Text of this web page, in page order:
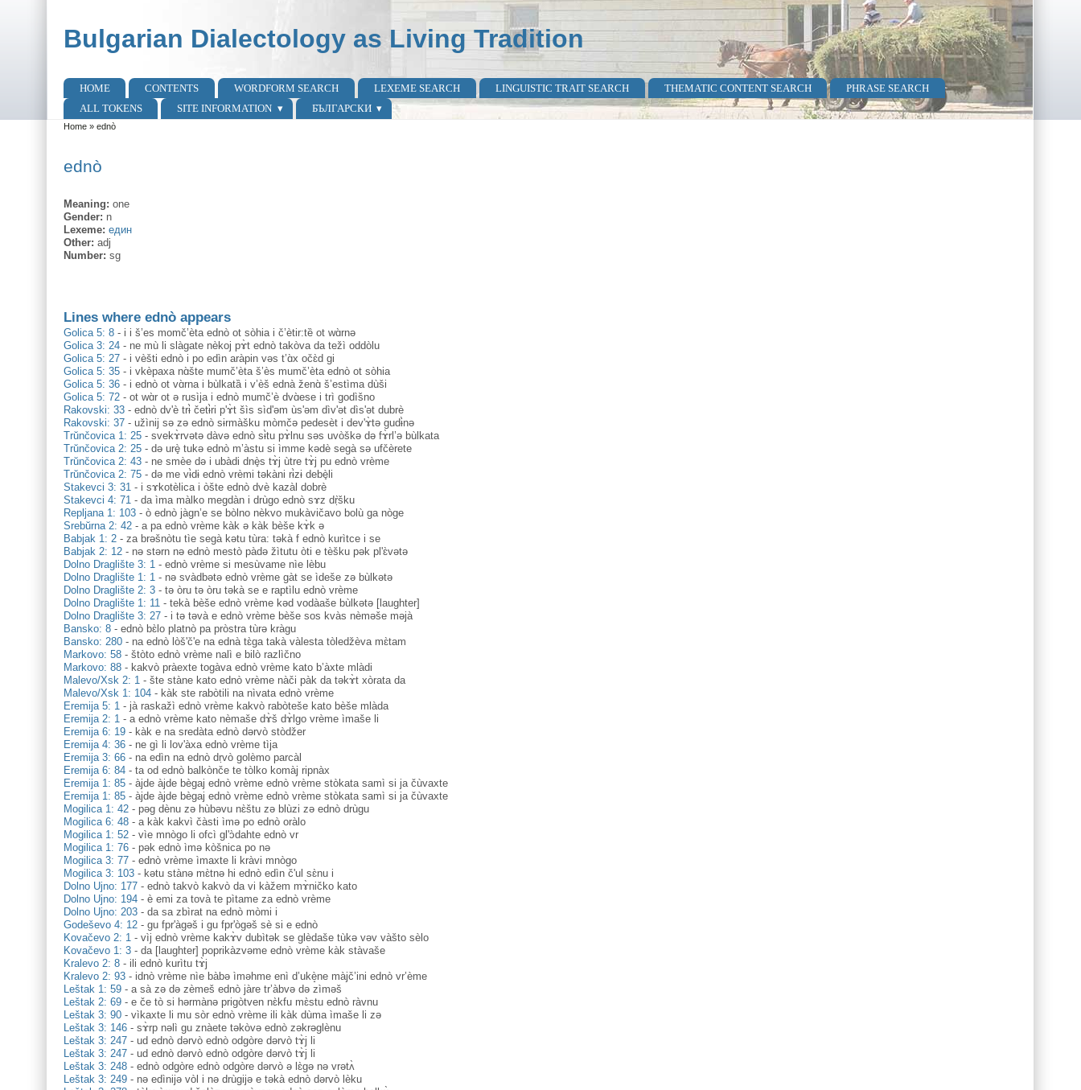
Bulgarian Dialectology as Living Tradition
Main menu
HOME CONTENTS WORDFORM SEARCH LEXEME SEARCH LINGUISTIC TRAIT SEARCH THEMATIC CONTENT SEARCH
PHRASE SEARCH
ALL TOKENS
SITE INFORMATION БЪЛГАРСКИ
You are here
Home» ednò
ednò
Meaning: one
Gender: n
Lexeme: един
Other: adj
Number: sg
Lines where ednò appears
Golica 5: 8 - i i š’es momč’èta ednò ot sòhia i č’ètir:tȅ ot wɑ̀rnə
Golica 3: 24 - ne mù li slàgate nèkoj pɤ̀t ednò takòva da težì oddòlu
Golica 5: 27 - i vèšti ednò i po edìn aràpin vəs t’ɑ̀x očɛ̀d gi
Golica 5: 35 - i vkèpaxa nɑ̀šte mumč’èta š’ès mumč’èta ednò ot sòhia
Golica 5: 36 - i ednò ot vɑ̀rna i bùlkatȁ i v’èš ednà ženɑ̀ š’estìma dùši
Golica 5: 72 - ot wɑ̀r ot ə rusìja i ednò mumč’è dvɑ̀ese i trì godìšno
Rakovski: 33 - ednò dv'è trɨ̀ četɨ̀ri p'ɤ̀t šìs sìd'əm ùs'əm dìv'ət dìs'ət dubrè
Rakovski: 37 - užìnij sə zə ednò sɨrmàšku mòmčə pedesèt i dev'ɤ̀tə gudɨ̀nə
Trŭnčovica 1: 25 - svekɤ̀rvətə dàvə ednò sɨ̀tu pɤ̀lnu səs uvòškə də fɤ̀rl’ə bùlkata
Trŭnčovica 2: 25 - də urè̟ tukə ednò m’àstu si ìmme kədè segà sə ufčèrete
Trŭnčovica 2: 43 - ne smèe də i ubàdi dnè̟s tɤ̀j ùtre tɤ̀j pu ednò vrème
Trŭnčovica 2: 75 - də me vɨ̀dɨ ednò vrèmi təkàni rɨ̀zɨ debè̟li
Stakevci 3: 31 - i sɤkotèlica i òšte ednò dvè kazàl dobrè
Stakevci 4: 71 - da ìma màlko megdàn i drùgo ednò sɤz dṛ̀šku
Repljana 1: 103 - ò ednò jàgn’e se bòlno nèkvo mukàvičavo bolù ga nòge
Srebŭrna 2: 42 - a pa ednò vrème kàk ə kàk bèše kɤ̀k ə
Babjak 1: 2 - za brəšnòtu tìe segà kətu tùra: təkà f ednò kurìtce i se
Babjak 2: 12 - nə stərn nə ednò mestò pàdə žìtutu òti e tèšku pək pl'ɛ̀vətə
Dolno Draglište 3: 1 - ednò vrème si mesùvame nìe lèbu
Dolno Draglište 1: 1 - nə svàdbətə ednò vrème gàt se ìdeše zə bùlkətə
Dolno Draglište 2: 3 - tə òru tə òru təkà se e raptìlu ednò vrème
Dolno Draglište 1: 11 - tekà bèše ednò vrème kəd vodàaše bùlkətə [laughter]
Dolno Draglište 3: 27 - i tə təvà e ednò vrème bèše sos kvàs nèməše məjà
Bansko: 8 - ednò bɛ̀lo platnò pa pròstra tùrə kràgu
Bansko: 280 - na ednò lòš'č'e na ednà tɛ̀ga takà vàlesta tòledžèva mɛ̀tam
Markovo: 58 - štòto ednò vrème nalì e bilò razlìčno
Markovo: 88 - kakvò pràexte togàva ednò vrème kato b’àxte mlàdi
Malevo/Xsk 2: 1 - šte stàne kato ednò vrème nàči pàk da təkɤ̀t xòrata da
Malevo/Xsk 1: 104 - kàk ste rabòtili na nìvata ednò vrème
Eremija 5: 1 - jà raskažì ednò vrème kakvò rabòteše kato bèše mlàda
Eremija 2: 1 - a ednò vrème kato nèmaše dɤ̀š dɤ̀lgo vrème ìmaše li
Eremija 6: 19 - kàk e na sredàta ednò dərvò stòdžer
Eremija 4: 36 - ne gì li lov'àxa ednò vrème tìja
Eremija 3: 66 - na edìn na ednò dṛvò golèmo parcàl
Eremija 6: 84 - ta od ednò balkònče te tòlko komàj ripnàx
Eremija 1: 85 - àjde àjde bègaj ednò vrème ednò vrème stòkata samì si ja čùvaxte
Eremija 1: 85 - àjde àjde bègaj ednò vrème ednò vrème stòkata samì si ja čùvaxte
Mogilica 1: 42 - pəg dènu zə hùbəvu nɛ̀štu zə blùzi zə ednò drùgu
Mogilica 6: 48 - a kàk kakvì čàsti ìmə po ednò oràlo
Mogilica 1: 52 - vìe mnògo li ofcì gl'ɔ̀dahte ednò vr
Mogilica 1: 76 - pək ednò ìmə kòšnica po nə
Mogilica 3: 77 - ednò vrème ìmaxte li kràvi mnògo
Mogilica 3: 103 - kətu stànə mɛ̀tnə hi ednò edìn č'ul sɛ̀nu i
Dolno Ujno: 177 - ednò takvò kakvò da vi kàžem mɤ̀ničko kato
Dolno Ujno: 194 - è emi za tovà te pìtame za ednò vrème
Dolno Ujno: 203 - da sa zbìrat na ednò mòmi i
Godeševo 4: 12 - gu fpr'àgəš i gu fpr'ògəš sè si e ednò
Kovačevo 2: 1 - vìj ednò vrème kakɤ̀v dubìtək se glèdaše tùkə vəv vàšto sèlo
Kovačevo 1: 3 - da [laughter] poprikàzvəme ednò vrème kàk stàvaše
Kralevo 2: 8 - ili ednò kurìtu tɤ̀j
Kralevo 2: 93 - idnò vrème nìe bàbə ìməhme enì d’ukè̝ne màjč’ini ednò vr’ème
Leštak 1: 59 - a sà zə də zèmeš ednò jàre tr’àbvə də zìməš
Leštak 2: 69 - e če tò si hərmànə prigòtven nɛ̀kfu mɛ̀stu ednò ràvnu
Leštak 3: 90 - vìkaxte li mu sòr ednò vrème ili kàk dùma ìmaše li zə
Leštak 3: 146 - sɤ̀rp nəlì gu znàete təkòvə ednò zəkrəglènu
Leštak 3: 247 - ud ednò dərvò ednò odgòre dərvò tɤ̀j li
Leštak 3: 247 - ud ednò dərvò ednò odgòre dərvò tɤ̀j li
Leštak 3: 248 - ednò odgòre ednò odgòre dərvò ə lɛ̀gə nə vrətʌ̀
Leštak 3: 249 - nə edìnijə vòl i nə drùgijə e təkà ednò dərvò lèku